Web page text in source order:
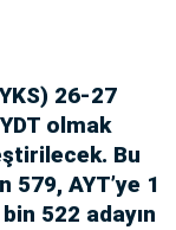
26-27
olmak
Bu
579, AYT’ye 1
522 adayın